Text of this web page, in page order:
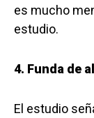
es mucho
estudio.
4. Funda de
El estudio